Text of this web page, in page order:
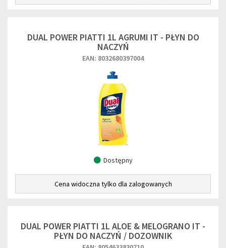
DUAL POWER PIATTI 1L AGRUMI IT - PŁYN DO
NACZYŃ
EAN: 8032680397004
Dostępny
Cena widoczna tylko dla zalogowanych
DUAL POWER PIATTI 1L ALOE & MELOGRANO IT -
PŁYN DO NACZYŃ / DOZOWNIK